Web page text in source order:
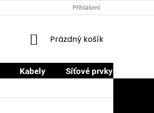
OBCHODNÍ PODMÍNKY
Přihlášení
NÁKUPNÍ
Prázdný košík
Kabely Síťové prvky